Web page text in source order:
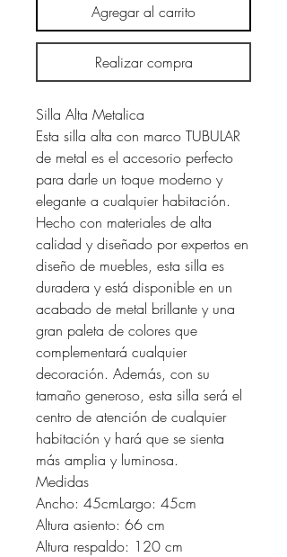
Agregar al carrito
Realizar compra
Silla Alta Metalica
Esta silla alta con marco TUBULAR
de metal es el accesorio perfecto
para darle un toque moderno y
elegante a cualquier habitación.
Hecho con materiales de alta
calidad y diseñado por expertos en
diseño de muebles, esta silla es
duradera y está disponible en un
acabado de metal brillante y una
gran paleta de colores que
complementará cualquier
decoración. Además, con su
tamaño generoso, esta silla será el
centro de atención de cualquier
habitación y hará que se sienta
más amplia y luminosa.
Medidas
Ancho: 45cmLargo: 45cm
Altura asiento: 66 cm
Altura respaldo: 120 cm